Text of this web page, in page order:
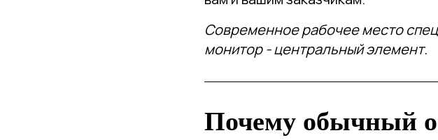
Современное рабочее место
монитор - центральный элемент.
Почему обычный